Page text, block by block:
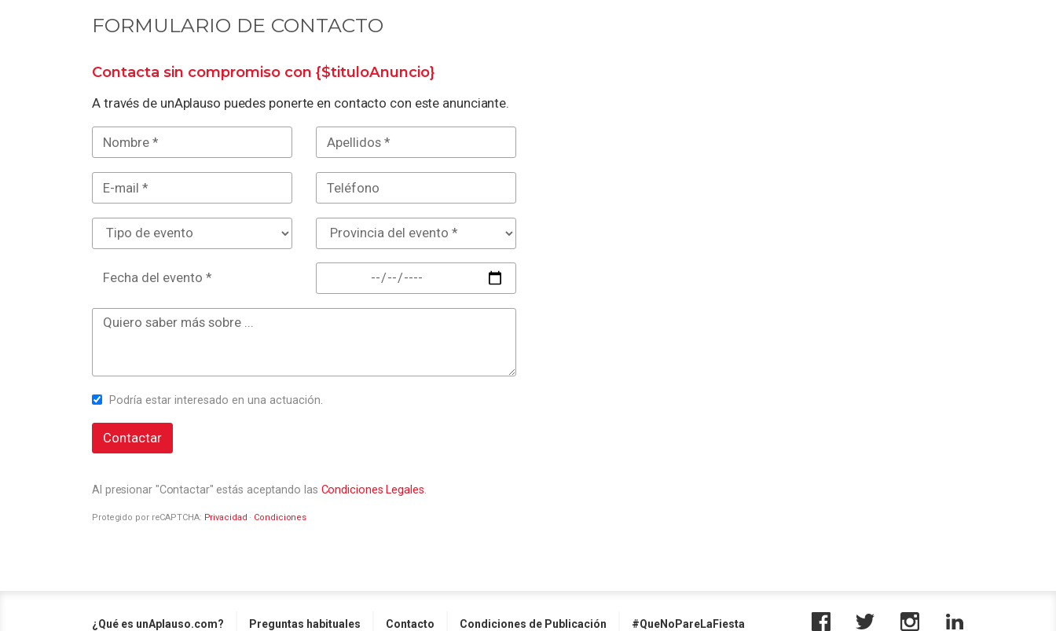
FORMULARIO DE CONTACTO
Contacta sin compromiso con {$tituloAnuncio}
A través de unAplauso puedes ponerte en contacto con este anunciante.
Fecha del evento *
Podría estar interesado en una actuación.
Contactar
Al presionar "Contactar" estás aceptando las Condiciones Legales
Protegido por reCAPTCHA: Privacidad · Condiciones
¿Qué es unAplauso.com? Preguntas habituales Contacto Condiciones de Publicación #QueNoPareLaFiesta